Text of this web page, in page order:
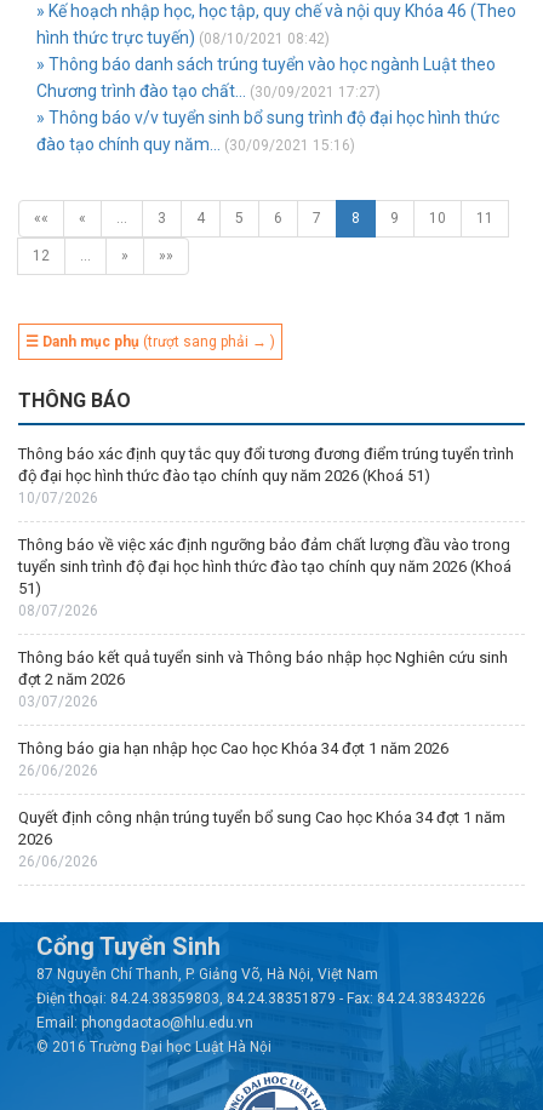
» Kế hoạch nhập học, học tập, quy chế và nội quy Khóa 46 (Theo
hình thức trực tuyến) (08/10/2021 08:42)
» Thông báo danh sách trúng tuyển vào học ngành Luật theo
Chương trình đào tạo chất...
(30/09/2021 17:27)
» Thông báo v/v tuyển sinh bổ sung trình độ đại học hình thức
đào tạo chính quy năm...
(30/09/2021 15:16)
«« « … 3 4 5 6 7 8 9 10 11
12 … » »»
☰ Danh mục phụ (trượt sang phải → )
THÔNG BÁO
Thông báo xác định quy tắc quy đổi tương đương điểm trúng tuyển trình
độ đại học hình thức đào tạo chính quy năm 2026 (Khoá 51)
10/07/2026
Thông báo về việc xác định ngưỡng bảo đảm chất lượng đầu vào trong
tuyển sinh trình độ đại học hình thức đào tạo chính quy năm 2026 (Khoá
51)
08/07/2026
Thông báo kết quả tuyển sinh và Thông báo nhập học Nghiên cứu sinh
đợt 2 năm 2026
03/07/2026
Thông báo gia hạn nhập học Cao học Khóa 34 đợt 1 năm 2026
26/06/2026
Quyết định công nhận trúng tuyển bổ sung Cao học Khóa 34 đợt 1 năm
2026
26/06/2026
Cổng Tuyển Sinh
87 Nguyễn Chí Thanh, P. Giảng Võ, Hà Nội, Việt Nam
Điện thoại: 84.24.38359803, 84.24.38351879 - Fax: 84.24.38343226
Email: phongdaotao@hlu.edu.vn
© 2016 Trường Đại học Luật Hà Nội